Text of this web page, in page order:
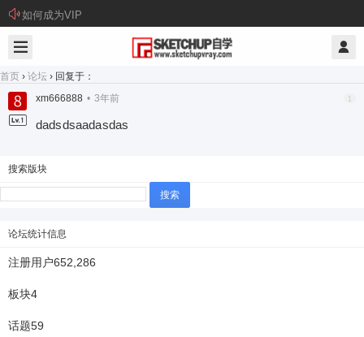
如何成为VIP
首页 › 论坛 › 回复于：
xm666888 • 3年前 1
dadsdsaadasdas
搜索版块
搜
索：
论坛统计信息
注册用户652,286
板块4
话题59